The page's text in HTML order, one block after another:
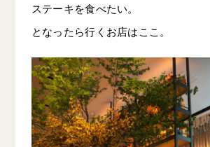
ステーキを食べたい。
となったら行くお店はここ。